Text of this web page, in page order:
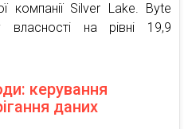
компанії Silver Lake. Byte
на рівні 19,9
керування
даних